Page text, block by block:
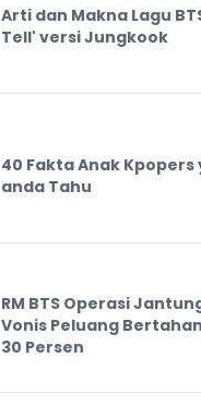
Arti dan Makna Lagu
Tell' versi Jungkook
40 Fakta Anak Kpopers
anda Tahu
RM BTS Operasi
Vonis Peluang
30 Persen